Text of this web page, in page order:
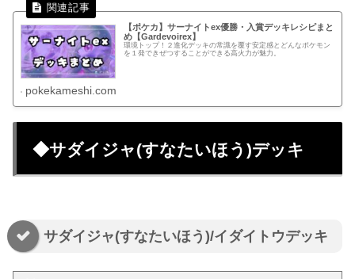
【ポケカ】サーナイトex優勝・入賞デッキレシピまと
め【Gardevoirex】
環境トップ！２進化デッキの常識を覆す安定感とどんなポケモン
を１発できぜつすることができる高火力が魅力。
pokekameshi.com
◆サダイジャ(すなたいほう)デッキ
サダイジャ(すなたいほう)/イダイトウデッキ